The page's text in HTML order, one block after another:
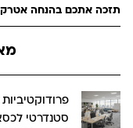
תזכה אתכם בהנחה
סטנדרטי